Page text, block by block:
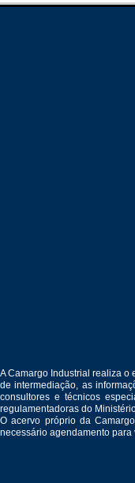
A Camargo Industrial realiza o
de intermediação, as
consultores e técnicos
regulamentadoras do
O acervo próprio da
necessário agendamento para